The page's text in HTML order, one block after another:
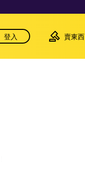
登入 賣東西